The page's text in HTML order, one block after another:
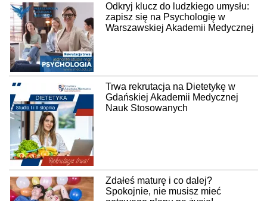
Odkryj klucz do ludzkiego umysłu:
zapisz się na Psychologię w
Warszawskiej Akademii Medycznej
Trwa rekrutacja na Dietetykę w
Gdańskiej Akademii Medycznej
Nauk Stosowanych
Zdałeś maturę i co dalej?
Spokojnie, nie musisz mieć